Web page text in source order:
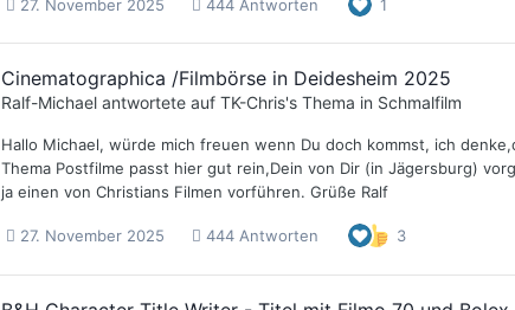
27. November 2025 444 Antworten 1
Cinematographica /Filmbörse in Deidesheim 2025
Ralf-Michael antwortete auf TK-Chris's Thema in Schmalfilm
Hallo Michael, würde mich freuen wenn Du doch kommst, ich
Thema Postfilme passt hier gut rein,Dein von Dir (in Jägersburg)
ja einen von Christians Filmen vorführen. Grüße Ralf
27. November 2025 444 Antworten 3